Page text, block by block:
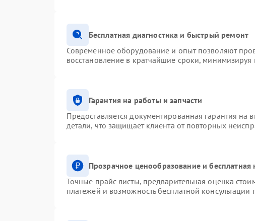
Бесплатная диагностика и быстрый ремонт
Современное оборудование и опыт позволяют
восстановление в кратчайшие сроки, минимизируя
Гарантия на работы и запчасти
Предоставляется документированная гарантия
детали, что защищает клиента от повторных
Прозрачное ценообразование и бесплатная
Точные прайс-листы, предварительная оценка
платежей и возможность бесплатной